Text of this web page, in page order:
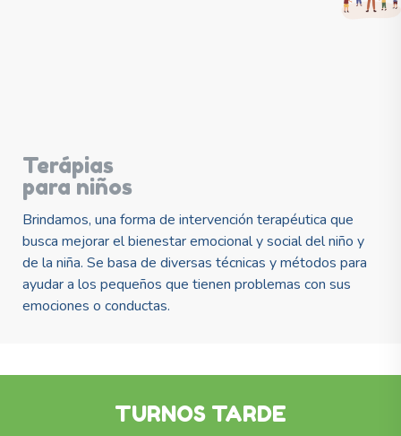
Terápias
para niños
Brindamos, una forma de intervención terapéutica que
busca mejorar el bienestar emocional y social del niño y
de la niña. Se basa de diversas técnicas y métodos para
ayudar a los pequeños que tienen problemas con sus
emociones o conductas.
TURNOS TARDE